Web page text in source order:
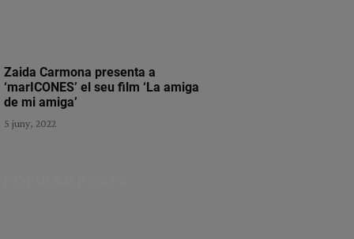
Zaida Carmona presenta a
‘marICONES’ el seu film ‘La amiga
de mi amiga’
5 juny, 2022